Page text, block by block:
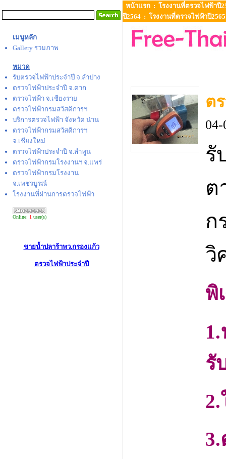
เมนูหลัก
Gallery รวมภาพ
หมวด
รับตรวจไฟฟ้าประจำปี จ.ลำปาง
ตรวจไฟฟ้าประจำปี จ.ตาก
ตรวจไฟฟ้า จ.เชียงราย
ตรวจไฟฟ้ากรมสวัสดิการฯ
บริการตรวจไฟฟ้า จังหวัด น่าน
ตรวจไฟฟ้ากรมสวัสดิการฯ
จ.เชียงใหม่
ตรวจไฟฟ้าประจำปี จ.ลำพูน
ตรวจไฟฟ้ากรมโรงงานฯ จ.แพร่
ตรวจไฟฟ้ากรมโรงงาน
จ.เพชรบูรณ์
โรงงานที่ผ่านการตรวจไฟฟ้า
Online: 1 user(s)
ขายน้ำปลาร้าพว.กรองแก้ว
ตรวจไฟฟ้าประจำปี
หน้าแรก : โรงงานที่ตรวจไฟฟ้าปี
ปี2564 : โรงงานที่ตรวจไฟฟ้าปี2565
ต
04-
รั
ต
ก
วิ
พิ
รั